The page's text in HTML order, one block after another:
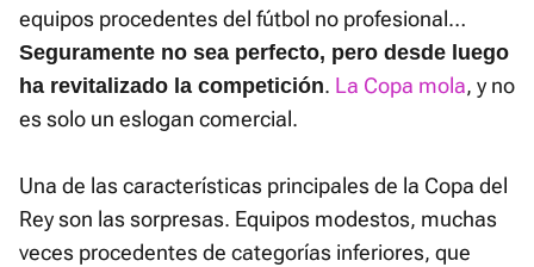
equipos procedentes del fútbol no profesional…
Seguramente no sea perfecto, pero desde luego
ha revitalizado la competición. La Copa mola, y no
es solo un eslogan comercial.
Una de las características principales de la Copa del
Rey son las sorpresas. Equipos modestos, muchas
veces procedentes de categorías inferiores, que